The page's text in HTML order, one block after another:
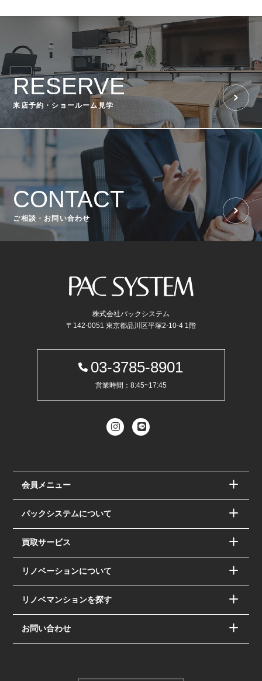
RESERVE
来店予約・ショールーム見学
CONTACT
ご相談・お問い合わせ
株式会社パックシステム
〒142-0051 東京都品川区平塚2-10-4 1階
03-3785-8901
営業時間：8:45~17:45
会員メニュー
パックシステムについて
買取サービス
リノベーションについて
リノベマンションを探す
お問い合わせ